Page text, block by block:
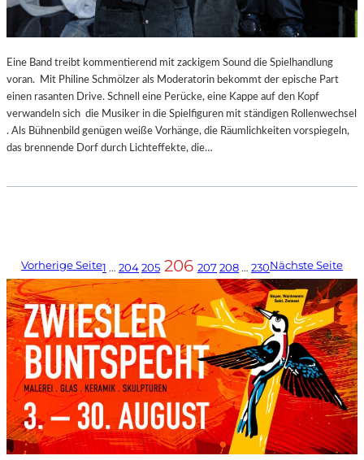
Eine Band treibt kommentierend mit zackigem Sound die Spielhandlung
voran. Mit Philine Schmölzer als Moderatorin bekommt der epische Part
einen rasanten Drive. Schnell eine Perücke, eine Kappe auf den Kopf
verwandeln sich die Musiker in die Spielfiguren mit ständigen Rollenwechsel
. Als Bühnenbild genügen weiße Vorhänge, die Räumlichkeiten vorspiegeln,
das brennende Dorf durch Lichteffekte, die…
Vorherige Seite1 … 204205 206 207208 … 230Nächste Seite